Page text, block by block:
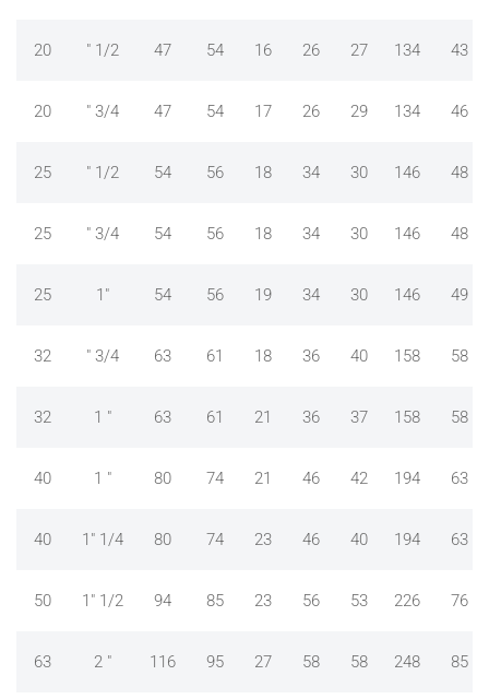
20 " 1/2 47 54 16 26 27 134 43
20 " 3/4 47 54 17 26 29 134 46
25 " 1/2 54 56 18 34 30 146 48
25 " 3/4 54 56 18 34 30 146 48
25 1" 54 56 19 34 30 146 49
32 " 3/4 63 61 18 36 40 158 58
32 1 " 63 61 21 36 37 158 58
40 1 " 80 74 21 46 42 194 63
40 1" 1/4 80 74 23 46 40 194 63
50 1" 1/2 94 85 23 56 53 226 76
63 2 " 116 95 27 58 58 248 85